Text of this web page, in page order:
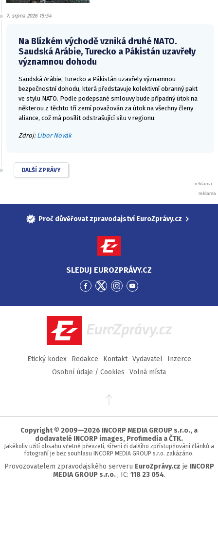
7. srpna 2026 15:54
Na Blízkém východě vzniká druhé NATO.
Saudská Arábie, Turecko a Pákistán uzavřely
významnou dohodu
Saudská Arábie, Turecko a Pákistán uzavřely významnou
bezpečnostní dohodu, která představuje kolektivní obranný pakt
ve stylu NATO. Podle podepsané smlouvy bude případný útok na
některou z těchto tří zemí považován za útok na všechny členy
aliance, což má posílit odstrašující sílu v regionu.
Zdroj: Libor Novák
DALŠÍ ZPRÁVY
Proč důvěřovat zpravodajství EuroZprávy.cz
SLEDUJ EUROZPRÁVY.CZ
Přejít
Facebook
Přejít
Twitter
Přejít
Instagram
Přejít
YouTube
EuroZprávy.cz
Etický kodex Redakce Kontakt Vydavatel
Inzerce
Osobní údaje / Cookies
Volná místa
Přejít
stránky
Copyright © 2009—2026 INCORP MEDIA GROUP s.r.o., a
dodavatelé INCORP images, Profimedia a ČTK.
Jakékoliv užití obsahu včetně převzetí, šíření či dalšího zpřístupňování článků a
fotografií je bez souhlasu INCORP MEDIA GROUP s.r.o. zakázáno.
Provozovatelem zpravodajského serveru EuroZprávy.cz je INCORP
MEDIA GROUP s.r.o. , IC: 118 23 054.